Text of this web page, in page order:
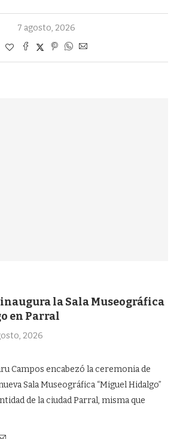
7 agosto, 2026
la Sala Museográfica
en Parral
2026
Campos encabezó la ceremonia de
Sala Museográfica “Miguel Hidalgo”
de la ciudad Parral, misma que